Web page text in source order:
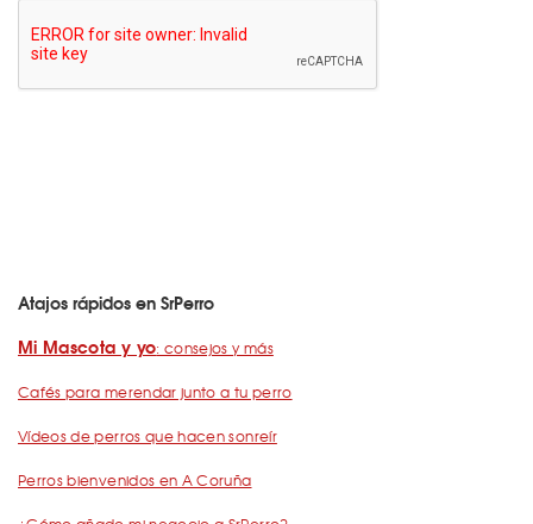
Atajos rápidos en SrPerro
Mi Mascota y yo: consejos y más
Cafés para merendar junto a tu perro
Vídeos de perros que hacen sonreír
Perros bienvenidos en A Coruña